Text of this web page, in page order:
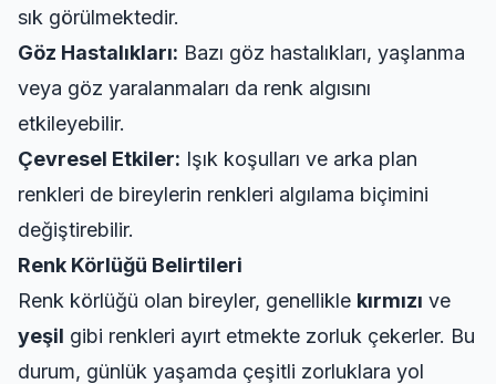
sık görülmektedir.
Göz Hastalıkları: Bazı göz hastalıkları, yaşlanma
veya göz yaralanmaları da renk algısını
etkileyebilir.
Çevresel Etkiler: Işık koşulları ve arka plan
renkleri de bireylerin renkleri algılama biçimini
değiştirebilir.
Renk Körlüğü Belirtileri
Renk körlüğü olan bireyler, genellikle kırmızı ve
yeşil gibi renkleri ayırt etmekte zorluk çekerler. Bu
durum, günlük yaşamda çeşitli zorluklara yol